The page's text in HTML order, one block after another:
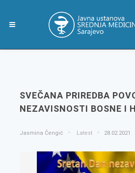
SVEČANA PRIREDBA
NEZAVISNOSTI BOSNE I
Jasmina Čengić Latest 28.02.2021